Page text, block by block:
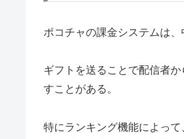
ポコチャの課金システムは、
ギフトを送ることで配信者
すことがある。
特にランキング機能によっ